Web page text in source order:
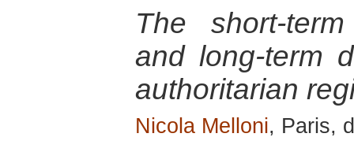
The short-
and long-term
authoritarian
Nicola Melloni, Paris,